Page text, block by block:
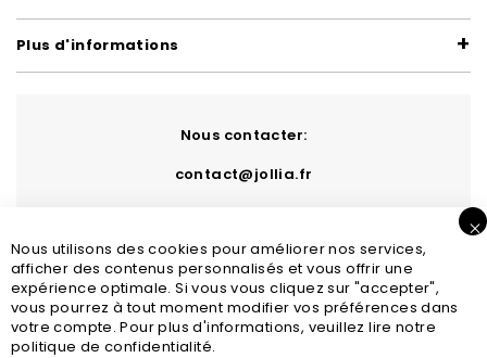
Plus d'informations
Nous contacter:
contact@jollia.fr
Nous utilisons des cookies pour améliorer nos services,
afficher des contenus personnalisés et vous offrir une
expérience optimale. Si vous vous cliquez sur "accepter",
vous pourrez à tout moment modifier vos préférences dans
votre compte. Pour plus d'informations, veuillez lire notre
politique de confidentialité.